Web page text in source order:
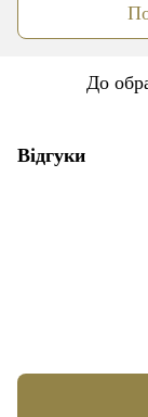
До
Відгуки